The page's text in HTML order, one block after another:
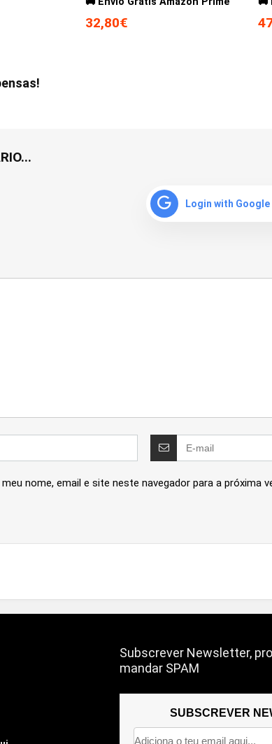
32,80€
Login with Google
meu nome, email e site neste navegador para a próxima
Subscrever Newsletter,
mandar SPAM
SUBSCREVER